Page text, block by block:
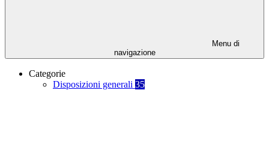
Menu di
navigazione
Categorie
Disposizioni generali 35